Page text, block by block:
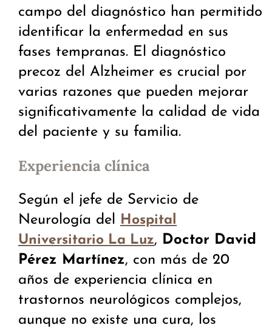
campo del diagnóstico han permitido
identificar la enfermedad en sus
fases tempranas. El diagnóstico
precoz del Alzheimer es crucial por
varias razones que pueden mejorar
significativamente la calidad de vida
del paciente y su familia.
Experiencia clínica
Según el jefe de Servicio de
Neurología del Hospital
Universitario La Luz, Doctor David
Pérez Martínez, con más de 20
años de experiencia clínica en
trastornos neurológicos complejos,
aunque no existe una cura, los